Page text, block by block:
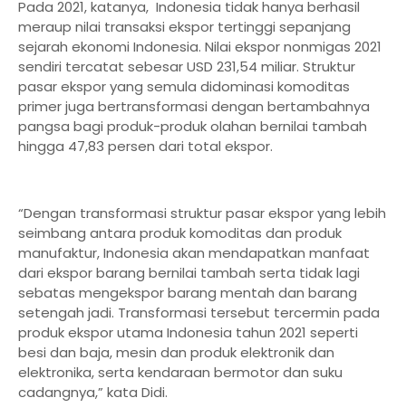
Pada 2021, katanya, Indonesia tidak hanya berhasil
meraup nilai transaksi ekspor tertinggi sepanjang
sejarah ekonomi Indonesia. Nilai ekspor nonmigas 2021
sendiri tercatat sebesar USD 231,54 miliar. Struktur
pasar ekspor yang semula didominasi komoditas
primer juga bertransformasi dengan bertambahnya
pangsa bagi produk-produk olahan bernilai tambah
hingga 47,83 persen dari total ekspor.
“Dengan transformasi struktur pasar ekspor yang lebih
seimbang antara produk komoditas dan produk
manufaktur, Indonesia akan mendapatkan manfaat
dari ekspor barang bernilai tambah serta tidak lagi
sebatas mengekspor barang mentah dan barang
setengah jadi. Transformasi tersebut tercermin pada
produk ekspor utama Indonesia tahun 2021 seperti
besi dan baja, mesin dan produk elektronik dan
elektronika, serta kendaraan bermotor dan suku
cadangnya,” kata Didi.